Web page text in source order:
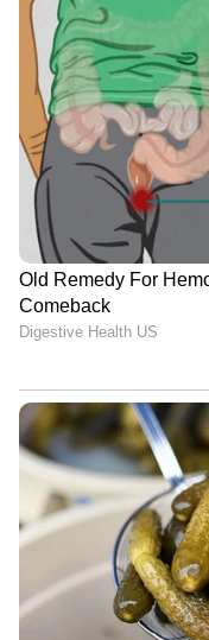
സ്പിരിറ്റ് പിടികൂടിയ
ഒരു വർഷത്തിന്
അറസ്റ്റ്
LATEST VIDEOS
'ആ കാക്കി
അർഹനല്ല, പണി
പൊലീസിനെ
അർജുൻ ആയങ്കി
തൃശ്ശൂരിൽ
ബസ് ഇടിച്ചത്
വാഹനങ്ങളിൽ,